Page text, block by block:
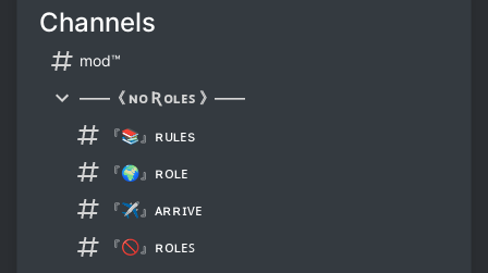
Channels
mod™
——《 ɴᴏ Ʀᴏʟᴇꜱ 》——
『📚』ʀᴜʟᴇs
『🌍』ʀᴏʟᴇ
『✈』ᴀʀʀɪᴠᴇ
『🚫』ʀᴏʟᴇꜱ